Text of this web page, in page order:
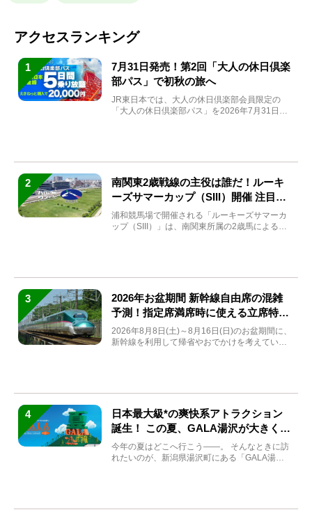
アクセスランキング
1
7月31日発売！第2回「大人の休日倶楽
部パス」で初秋の旅へ
JR東日本では、大人の休日倶楽部会員限定の
「大人の休日倶楽部パス」を2026年7月31日
2
南関東2歳戦線の主役は誰だ！ルーキ
ーズサマーカップ（SIII）開催 注目馬
と見どころをチェック
浦和競馬場で開催される「ルーキーズサマーカ
ップ（SIII）」は、南関東所属の2歳馬による注
3
2026年お盆期間 新幹線自由席の混雑
予測！指定席満席時に使える立席特急
券も解説
2026年8月8日(土)～8月16日(日)のお盆期間に、
新幹線を利用して帰省やおでかけを考えている
4
日本最大級*の爽快系アトラクション
誕生！ この夏、GALA湯沢が大きく生
まれ変わる
今年の夏はどこへ行こう――。 そんなときに訪
れたいのが、新潟県湯沢町にある「GALA湯